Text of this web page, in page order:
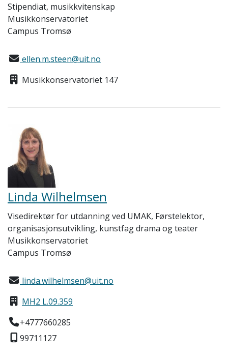
Stipendiat, musikkvitenskap
Musikkonservatoriet
Campus Tromsø
ellen.m.steen@uit.no
Musikkonservatoriet 147
Linda Wilhelmsen
Visedirektør for utdanning ved UMAK, Førstelektor,
organisasjonsutvikling, kunstfag drama og teater
Musikkonservatoriet
Campus Tromsø
linda.wilhelmsen@uit.no
MH2 L.09.359
+4777660285
99711127